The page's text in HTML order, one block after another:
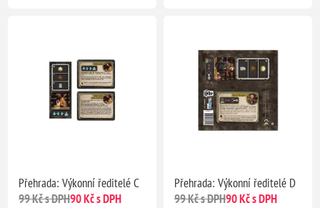
Přehrada: Výkonní ředitelé C
99 Kč s DPH90 Kč s DPH
Přehrada: Výkonní ředitelé D
99 Kč s DPH90 Kč s DPH